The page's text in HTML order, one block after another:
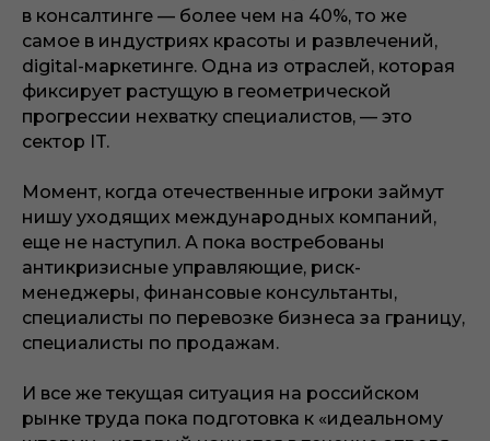
в консалтинге — более чем на 40%, то же
самое в индустриях красоты и развлечений,
digital-маркетинге. Одна из отраслей, которая
фиксирует растущую в геометрической
прогрессии нехватку специалистов, — это
сектор IT.
Момент, когда отечественные игроки займут
нишу уходящих международных компаний,
еще не наступил. А пока востребованы
антикризисные управляющие, риск-
менеджеры, финансовые консультанты,
специалисты по перевозке бизнеса за границу,
специалисты по продажам.
И все же текущая ситуация на российском
рынке труда пока подготовка к «идеальному